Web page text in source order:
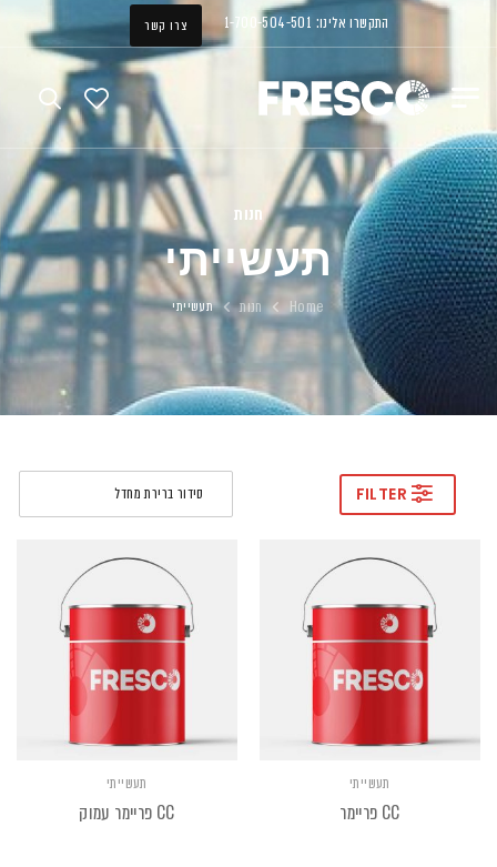
התקשרו אלינו: 1-700-504-501 צרו קשר
חנות
תעשייתי
Home חנות תעשייתי
FILTER
תעשייתי
CC פריימר
תעשייתי
CC פריימר עמוק